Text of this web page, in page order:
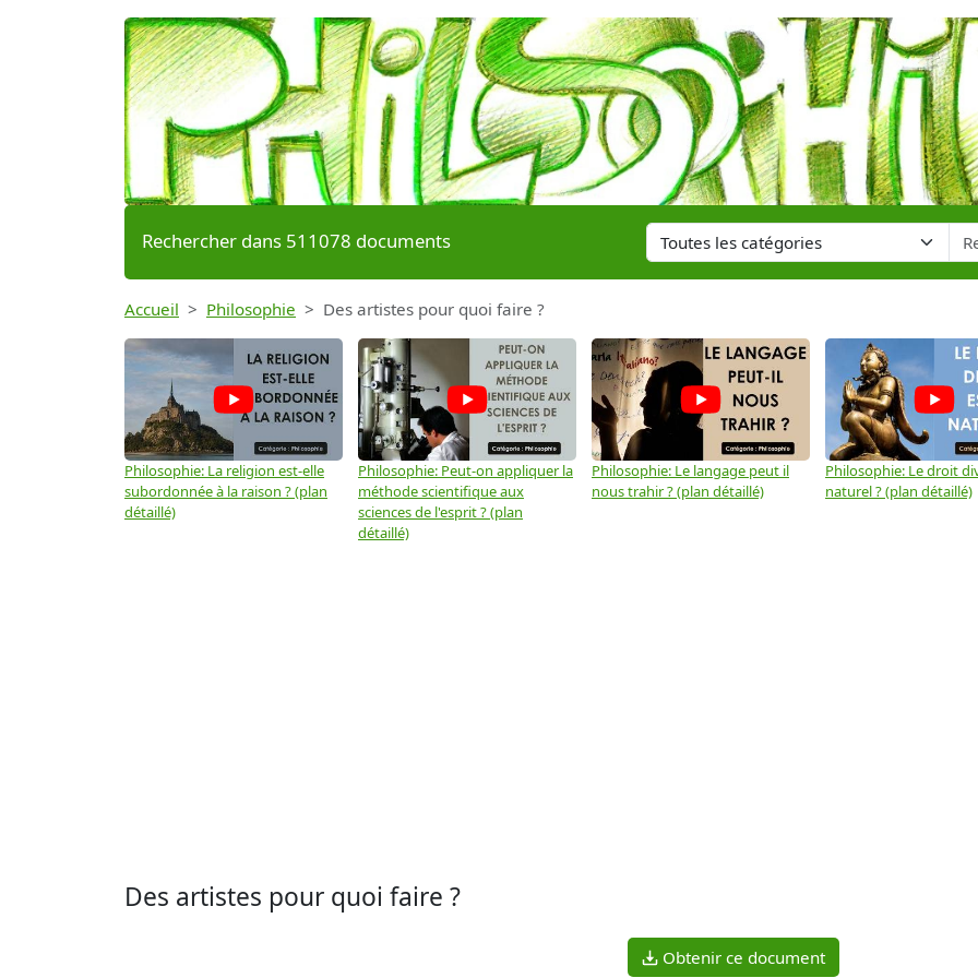
Rechercher dans 511078 documents
Accueil Philosophie Des artistes pour quoi faire ?
Philosophie: La religion est-elle
subordonnée à la raison ? (plan
détaillé)
Philosophie: Peut-on appliquer la
méthode scientifique aux
sciences de l'esprit ? (plan
détaillé)
Philosophie: Le langage peut il
nous trahir ? (plan détaillé)
Philosophie: Le droit
naturel ? (plan détaillé)
Des artistes pour quoi faire ?
Obtenir ce document